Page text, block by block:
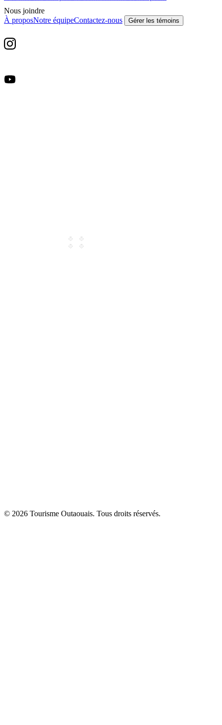
Nous joindre
À proposNotre équipeContactez-nous Gérer les témoins
© 2026 Tourisme Outaouais. Tous droits réservés.